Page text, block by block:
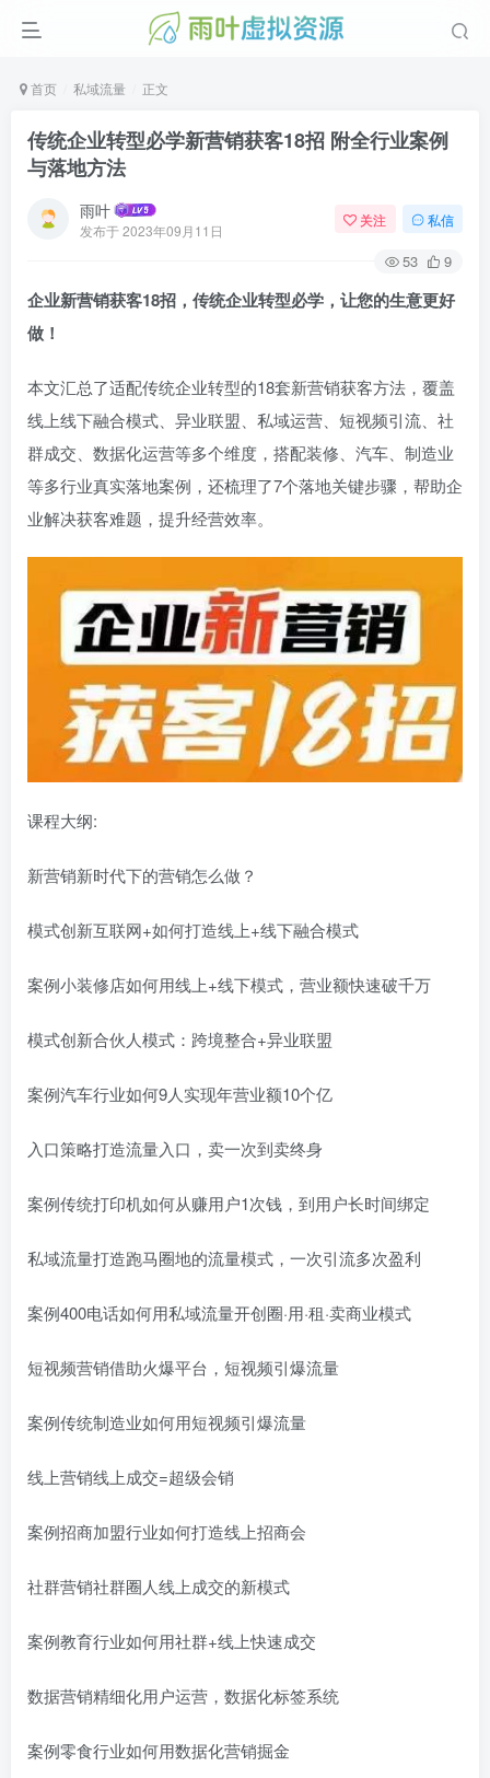
首页 私域流量 正文
传统企业转型必学新营销获客18招 附全行业案例
与落地方法
雨叶
发布于2023年09月11日
关注 私信
53 9
企业新营销获客18招，传统企业转型必学，让您的生意更好
做！
本文汇总了适配传统企业转型的18套新营销获客方法，覆盖
线上线下融合模式、异业联盟、私域运营、短视频引流、社
群成交、数据化运营等多个维度，搭配装修、汽车、制造业
等多行业真实落地案例，还梳理了7个落地关键步骤，帮助企
业解决获客难题，提升经营效率。
课程大纲:
新营销新时代下的营销怎么做？
模式创新互联网+如何打造线上+线下融合模式
案例小装修店如何用线上+线下模式，营业额快速破千万
模式创新合伙人模式：跨境整合+异业联盟
案例汽车行业如何9人实现年营业额10个亿
入口策略打造流量入口，卖一次到卖终身
案例传统打印机如何从赚用户1次钱，到用户长时间绑定
私域流量打造跑马圈地的流量模式，一次引流多次盈利
案例400电话如何用私域流量开创圈·用·租·卖商业模式
短视频营销借助火爆平台，短视频引爆流量
案例传统制造业如何用短视频引爆流量
线上营销线上成交=超级会销
案例招商加盟行业如何打造线上招商会
社群营销社群圈人线上成交的新模式
案例教育行业如何用社群+线上快速成交
数据营销精细化用户运营，数据化标签系统
案例零食行业如何用数据化营销掘金